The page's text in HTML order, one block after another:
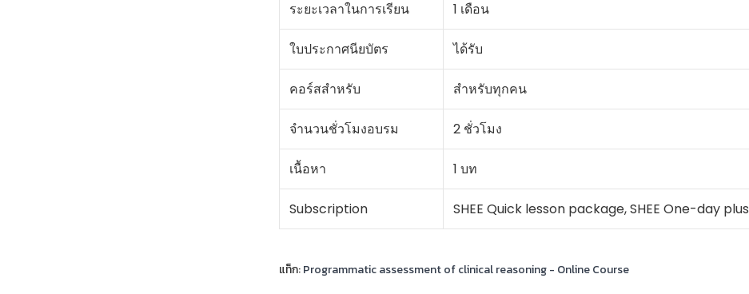
ระยะเวลาในการเรียน 1 เดือน
ใบประกาศนียบัตร ได้รับ
คอร์สสำหรับ สำหรับทุกคน
จำนวนชั่วโมงอบรม 2 ชั่วโมง
เนื้อหา 1 บท
Subscription SHEE Quick lesson package, SHEE One-day
แท็ก:Programmatic assessment of clinical reasoning - Online Course